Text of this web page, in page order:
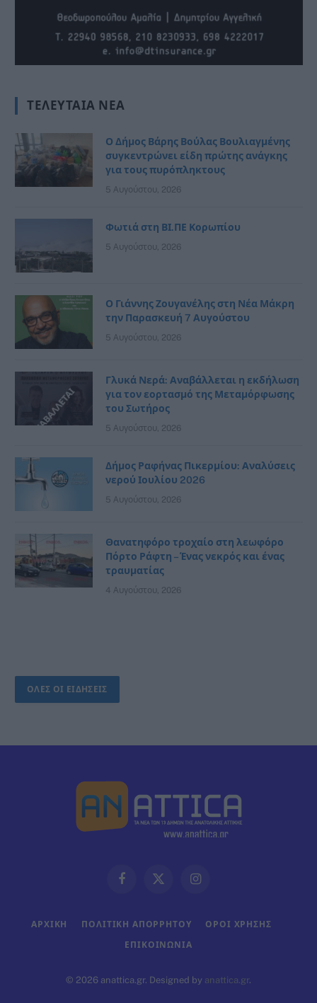
ΤΕΛΕΥΤΑΊΑ ΝΈΑ
Ο Δήμος Βάρης Βούλας Βουλιαγμένης
συγκεντρώνει είδη πρώτης ανάγκης
για τους πυρόπληκτους
5 Αυγούστου, 2026
Φωτιά στη ΒΙ.ΠΕ Κορωπίου
5 Αυγούστου, 2026
Ο Γιάννης Ζουγανέλης στη Νέα Μάκρη
την Παρασκευή 7 Αυγούστου
5 Αυγούστου, 2026
Γλυκά Νερά: Αναβάλλεται η εκδήλωση
για τον εορτασμό της Μεταμόρφωσης
του Σωτήρος
5 Αυγούστου, 2026
Δήμος Ραφήνας Πικερμίου: Αναλύσεις
νερού Ιουλίου 2026
5 Αυγούστου, 2026
Θανατηφόρο τροχαίο στη λεωφόρο
Πόρτο Ράφτη – Ένας νεκρός και ένας
τραυματίας
4 Αυγούστου, 2026
ΟΛΕΣ ΟΙ ΕΙΔΗΣΕΙΣ
FacebookX
Instagram
ΑΡΧΙΚΗ ΠΟΛΙΤΙΚΗ ΑΠΟΡΡΗΤΟΥ ΟΡΟΙ ΧΡΗΣΗΣ
ΕΠΙΚΟΙΝΩΝΊΑ
© 2026 anattica.gr. Designed by anattica.gr.